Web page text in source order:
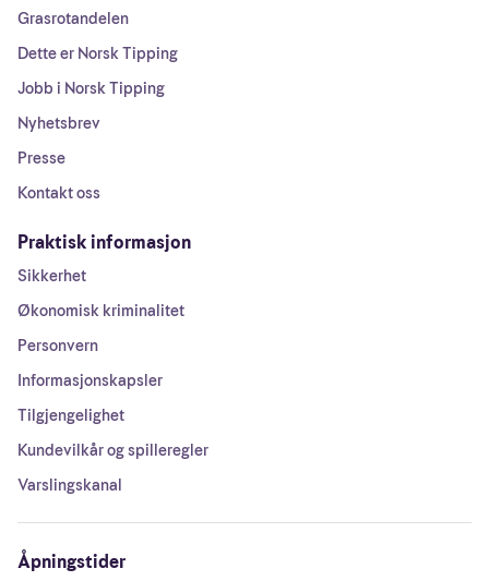
Grasrotandelen
Dette er Norsk Tipping
Jobb i Norsk Tipping
Nyhetsbrev
Presse
Kontakt oss
Praktisk informasjon
Sikkerhet
Økonomisk kriminalitet
Personvern
Informasjonskapsler
Tilgjengelighet
Kundevilkår og spilleregler
Varslingskanal
Åpningstider